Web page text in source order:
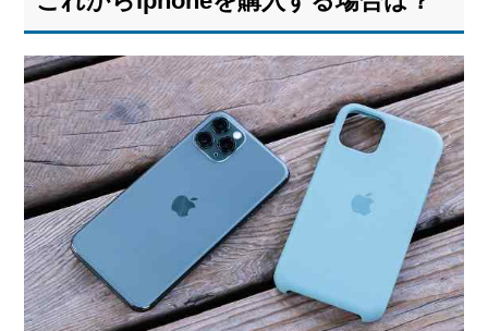
ク！
5.1.
UQモ
バイ
ルの
メリ
ット
5.1.1.
信速度
が速
い！